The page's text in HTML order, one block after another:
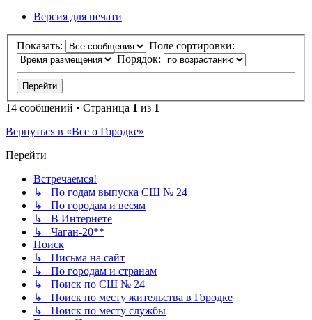
Версия для печати
Показать:
Поле сортировки:
Порядок:
14 сообщений • Страница 1 из 1
Вернуться в «Все о Городке»
Перейти
Встречаемся!
↳ По годам выпуска СШ № 24
↳ По городам и весям
↳ В Интернете
↳ Чаган-20**
Поиск
↳ Письма на сайт
↳ По городам и странам
↳ Поиск по СШ № 24
↳ Поиск по месту жительства в Городке
↳ Поиск по месту службы